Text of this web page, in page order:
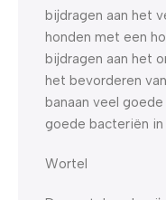
bijdragen aan het
honden met een
bijdragen aan het
het bevorderen
banaan veel
goede bacteriën in
Wortel